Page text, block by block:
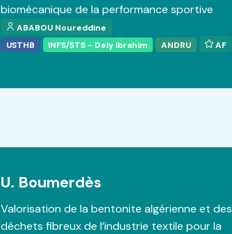
biomécanique de la performance sportive
ABABOU Noureddine
USTHB
INFS/STS - Dely Ibrahim ANDRU AF
U. Boumerdès
Valorisation de la bentonite algérienne et des
déchets fibreux de l’industrie textile pour la